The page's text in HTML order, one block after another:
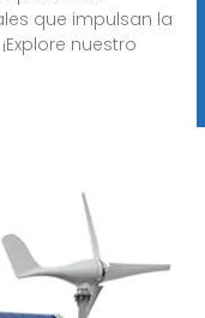
que impulsan la
nuestro